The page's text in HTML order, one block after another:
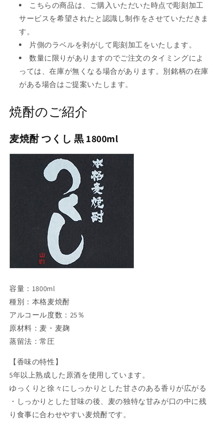
る
か
売
で
き
ま
ん
こちらの商品は、ご購入いただいた時点で彫刻加工
サービスを希望されたと認識し制作をさせていただきま
す。
片側のラベルを剥がして彫刻加工をいたします。
数量に限りがありますのでご注文のタイミングによ
っては、在庫が無くなる場合があります。別銘柄の在庫
がある場合はご提案いたします。
焼酎のご紹介
麦焼酎 つくし 黒 1800ml
容量：1800ml
種別：本格麦焼酎
アルコール度数：25％
原材料：麦・麦麹
蒸留法：常圧
【香味の特性】
5年以上熟成した原酒を使用しています。
ゆっくりと徐々にしっかりとした甘さのある香りが広がる
・しっかりとした甘味の後、麦の独特な甘みが口の中に残
り食事に合わせやすい麦焼酎です。